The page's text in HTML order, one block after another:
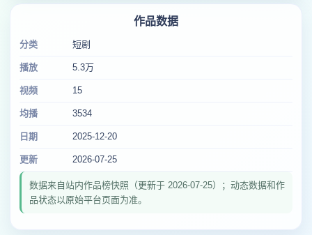
作品数据
分类 短剧
播放 5.3万
视频 15
均播 3534
日期 2025-12-20
更新 2026-07-25
数据来自站内作品榜快照（更新于 2026-07-25）；动态数据和作
品状态以原始平台页面为准。